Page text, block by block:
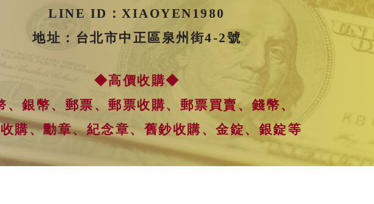
LINE ID： XIAOYEN1980
地址：台北市中正區泉州街4-2號
◆高價收購◆
、銀幣、郵票、郵票收購、郵票買賣、錢幣、
購、勳章、紀念章、舊鈔收購、金錠、銀錠等